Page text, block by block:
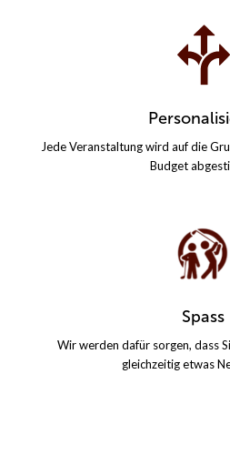
Jede Veranstaltung wird auf die
Budget
Spass
Wir werden dafür sorgen, dass
gleichzeitig etwas